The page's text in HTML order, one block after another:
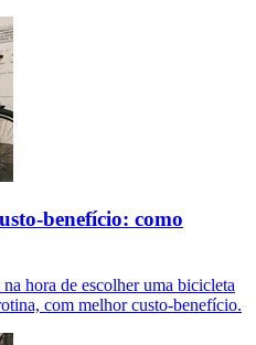
benefício: como
hora de escolher uma bicicleta
com melhor custo-benefício.